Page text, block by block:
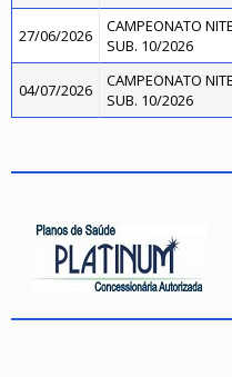
27/06/2026
CAMPEONATO
SUB. 10/2026
04/07/2026
CAMPEONATO
SUB. 10/2026